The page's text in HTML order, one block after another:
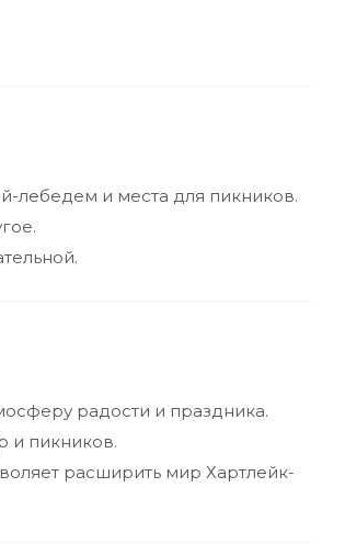
лебедем и места для пикников.
радости и праздника.
и пикников.
расширить мир Хартлейк-